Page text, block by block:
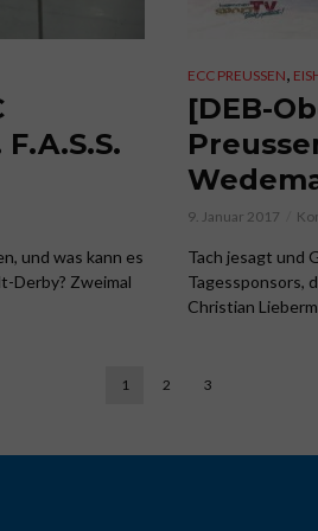
und was kann es
Derby? Zweimal
ECC PREUSSEN
[DEB-
9. Januar 2017
Tach jesagt und
Tagessponsors,
Christian
1 2 3